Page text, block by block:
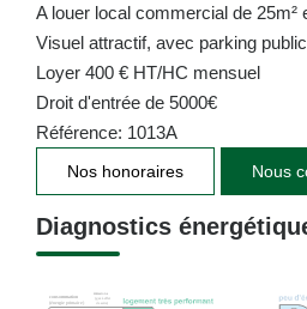
A louer local commercial de 25m²
Visuel attractif, avec parking
Loyer 400 € HT/HC mensuel
Droit d'entrée de 5000€
Référence: 1013A
Nos honoraires Nous
Diagnostics